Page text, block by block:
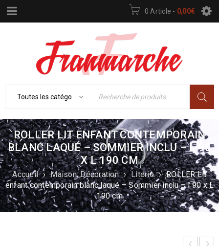
0 Article - 0,00€
ROLLER LIT ENFANT CONTEMPORAIN
BLANC LAQUÉ – SOMMIER INCLU – L 90
X L 190 CM
Accueil › Maison, Décoration › Literie › ROLLER Lit
enfant contemporain blanc laqué – Sommier inclu – l 90 x L
190 cm